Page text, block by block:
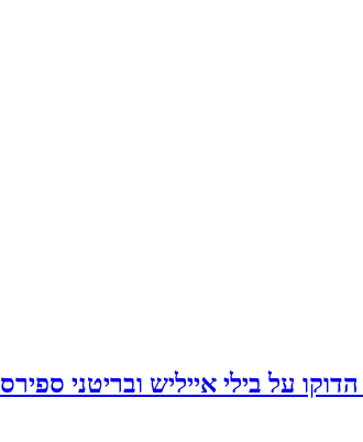
על בילי אייליש ובריטני ספירס